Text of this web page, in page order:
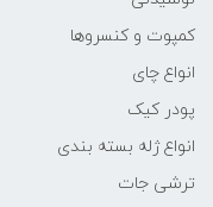
کمپوت و کنسروها
انواع چای
پودر کیک
انواع ژله بسته بندی
ترشی جات